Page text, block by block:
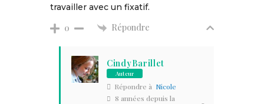
travailler avec un fixatif.
0 Répondre
CindyBarillet
Auteur
Répondre à Nicole
8 années depuis la